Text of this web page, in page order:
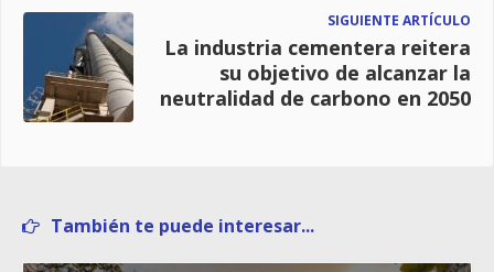
SIGUIENTE ARTÍCULO
La industria cementera reitera
su objetivo de alcanzar la
neutralidad de carbono en 2050
También te puede interesar...